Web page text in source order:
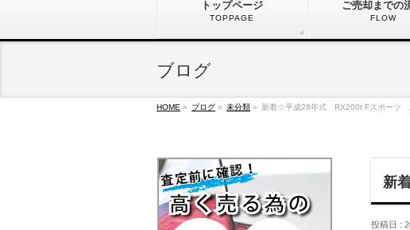
トップページ
TOPPAGE
ご売却までの
FLOW
ブログ
HOME » ブログ » 未分類 » 新着☆平成28年式 RX200t Fスポーツ
新
投稿日 :